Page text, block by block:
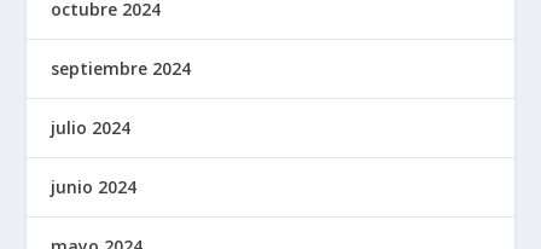
octubre 2024
septiembre 2024
julio 2024
junio 2024